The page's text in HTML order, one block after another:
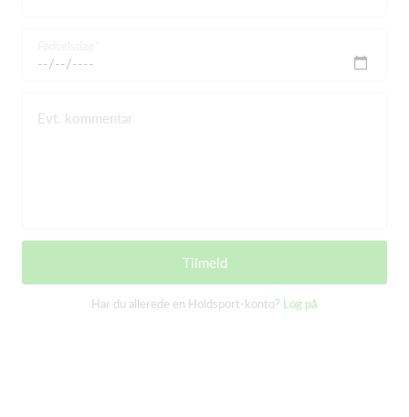
Evt. kommentar
Tilmeld
Har du allerede en Holdsport-konto? Log på